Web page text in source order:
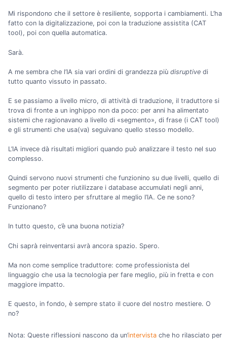
Mi rispondono che il settore è resiliente, sopporta i cambiamenti. L’ha
fatto con la digitalizzazione, poi con la traduzione assistita (CAT
tool), poi con quella automatica.
Sarà.
A me sembra che l’IA sia vari ordini di grandezza più disruptive di
tutto quanto vissuto in passato.
E se passiamo a livello micro, di attività di traduzione, il traduttore si
trova di fronte a un inghippo non da poco: per anni ha alimentato
sistemi che ragionavano a livello di «segmento», di frase (i CAT tool)
e gli strumenti che usa(va) seguivano quello stesso modello.
L’IA invece dà risultati migliori quando può analizzare il testo nel suo
complesso.
Quindi servono nuovi strumenti che funzionino su due livelli, quello di
segmento per poter riutilizzare i database accumulati negli anni,
quello di testo intero per sfruttare al meglio l’IA. Ce ne sono?
Funzionano?
In tutto questo, c’è una buona notizia?
Chi saprà reinventarsi avrà ancora spazio. Spero.
Ma non come semplice traduttore: come professionista del
linguaggio che usa la tecnologia per fare meglio, più in fretta e con
maggiore impatto.
E questo, in fondo, è sempre stato il cuore del nostro mestiere. O
no?
Nota: Queste riflessioni nascono da un’intervista che ho rilasciato per